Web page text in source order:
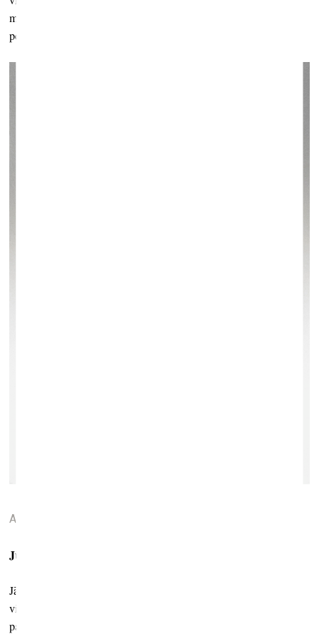
materiālu izgudrošana. Cenšos par to visu domāt no šodienas
perspektīvas, līdz ar to tie nav vēsturiski darbi.
Aleksandra Navratila.
Jūs teicāt, ka šajā projektā ir vēl arī skulptūras?
Jā, es tās tūlīt rādīšu izstādē Berlīnē.* Šis projekts laikam bijis
vislaikietilpīgākais – strādāju pie tā trīs gadus. Tagad vēlot to
pabeigt un sākt kaut ko jaunu.